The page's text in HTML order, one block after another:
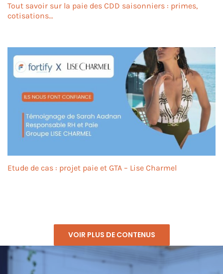
Tout savoir sur la paie des CDD saisonniers : primes,
cotisations…
Etude de cas : projet paie et GTA – Lise Charmel
VOIR PLUS DE CONTENUS